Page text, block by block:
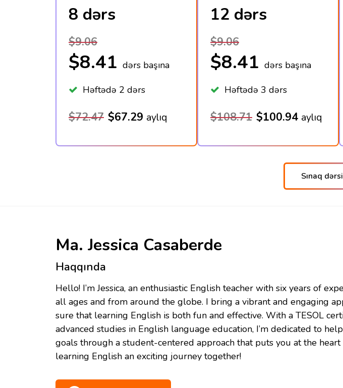
8 dərs
$9.06
$8.41 dərs başına
Həftədə 2 dərs
$72.47 $67.29 aylıq
12 dərs
$9.06
$8.41 dərs başına
Həftədə 3 dərs
$108.71 $100.94 aylıq
Sınaq
Ma. Jessica Casaberde
Haqqında
Hello! I’m Jessica, an enthusiastic English teacher with six years of
all ages and from around the globe. I bring a vibrant and engaging
sure that learning English is both fun and effective. With a TESOL
advanced studies in English language education, I’m dedicated to
goals through a student-centered approach that puts you at the heart
learning English an exciting journey together!